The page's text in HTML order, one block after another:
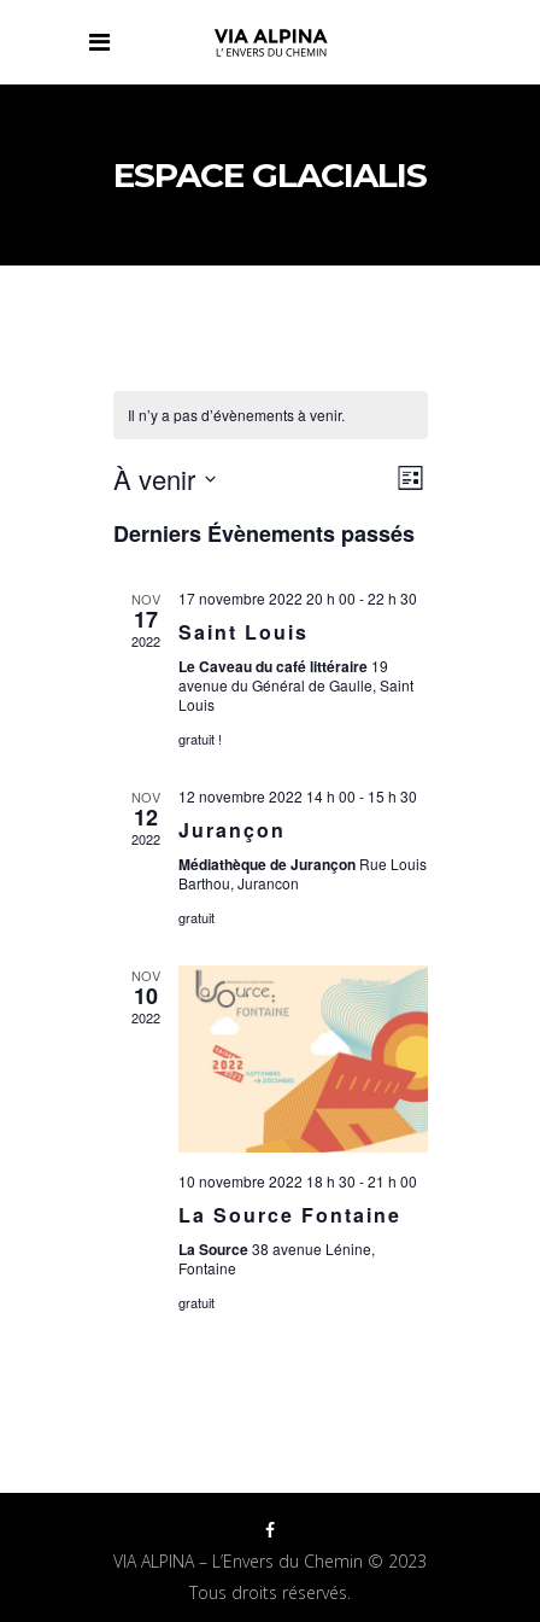
ESPACE GLACIALIS
Il n’y a pas d’évènements à venir.
PAR
DE
ÉVÈNEMENT
Liste
À venir
une
Derniers Évènements passés
NOV
17
2022
17 novembre 2022 20 h 00 -22 h 30
Saint Louis
Le Caveau du café littéraire 19
avenue du Général de Gaulle, Saint
Louis
gratuit !
NOV
12
2022
12 novembre 2022 14 h 00 - 15 h 30
Jurançon
Médiathèque de Jurançon Rue Louis
Barthou, Jurancon
gratuit
NOV
10
2022
10 novembre 2022 18 h 30 -21 h 00
La Source Fontaine
La Source38 avenue Lénine,
Fontaine
gratuit
VIA ALPINA – L’Envers du Chemin © 2023
Tous droits réservés.